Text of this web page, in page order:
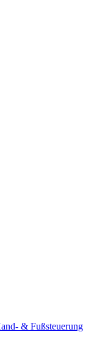
& Fußsteuerung